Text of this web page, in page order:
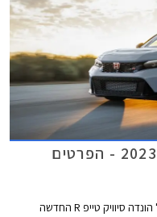
הונדה סיוויק טייפ R החדשה 2023 - הפרטים
לפני כחודש חשפה הונדה תמונות ראשונות של הונדה סיוויק טייפ R החדשה